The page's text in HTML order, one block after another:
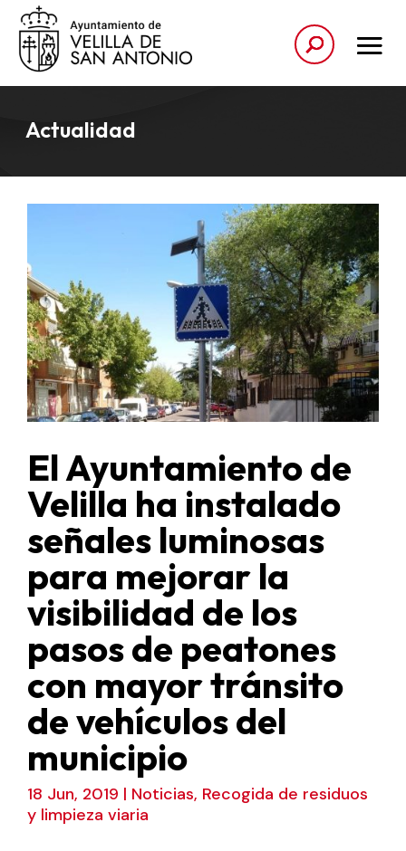
Actualidad
El Ayuntamiento de
Velilla ha instalado
señales luminosas
para mejorar la
visibilidad de los
pasos de peatones
con mayor tránsito
de vehículos del
municipio
18 Jun, 2019 | Noticias, Recogida de residuos
y limpieza viaria